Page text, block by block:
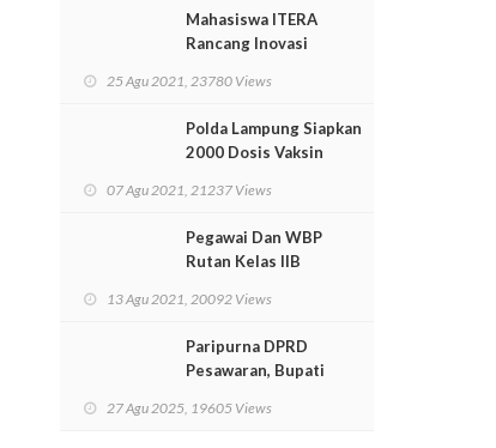
Mahasiswa ITERA
Rancang Inovasi
Untuk PLTAL
25 Agu 2021, 23780 Views
Polda Lampung Siapkan
2000 Dosis Vaksin
07 Agu 2021, 21237 Views
Pegawai Dan WBP
Rutan Kelas IIB
Vaksinasi Covid-19
13 Agu 2021, 20092 Views
Paripurna DPRD
Pesawaran, Bupati
Pidato Perdana
27 Agu 2025, 19605 Views